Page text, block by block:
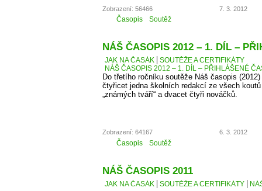
Zobrazení: 56466 7. 3. 2012
Časopis Soutěž
NÁŠ ČASOPIS 2012 – 1. DÍL –
JAK NA ČASÁK
SOUTĚŽE A CERTIFIKÁTY
NÁŠ ČASOPIS 2012 – 1. DÍL – PŘIHLÁŠENÉ
Do třetího ročníku soutěže Náš časopis
čtyřicet jedna školních redakcí ze všech
„známých tváří“ a dvacet čtyři nováčků.
Zobrazení: 64167 6. 3. 2012
Časopis Soutěž
NÁŠ ČASOPIS 2011
JAK NA ČASÁK SOUTĚŽE A CERTIFIKÁTY